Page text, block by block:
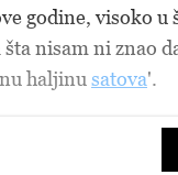
godine, visoko u
šta nisam ni znao
haljinu satova'.